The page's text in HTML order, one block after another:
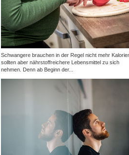
Schwangere brauchen in der Regel nicht mehr
sollten aber nährstoffreichere Lebensmittel zu sich
nehmen. Denn ab Beginn der...